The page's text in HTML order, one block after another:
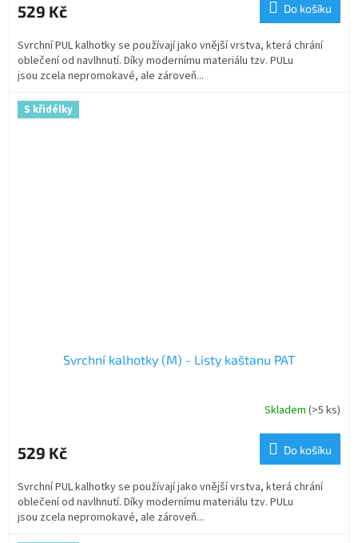
529 Kč Do košíku
Svrchní PUL kalhotky se používají jako vnější vrstva, která chrání
oblečení od navlhnutí. Díky modernímu materiálu tzv. PULu
jsou zcela nepromokavé, ale zároveň...
S křidélky
Svrchní kalhotky (M) - Listy kaštanu PAT
Skladem (>5 ks)
529 Kč Do košíku
Svrchní PUL kalhotky se používají jako vnější vrstva, která chrání
oblečení od navlhnutí. Díky modernímu materiálu tzv. PULu
jsou zcela nepromokavé, ale zároveň...